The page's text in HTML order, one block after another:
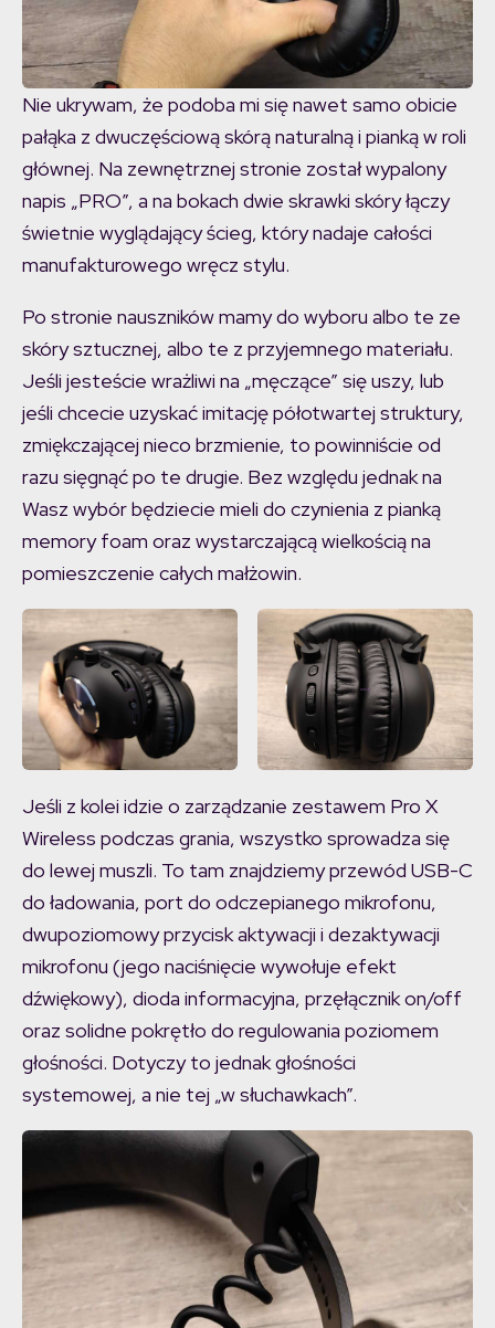
Nie ukrywam, że podoba mi się nawet samo obicie
pałąka z dwuczęściową skórą naturalną i pianką w roli
głównej. Na zewnętrznej stronie został wypalony
napis „PRO”, a na bokach dwie skrawki skóry łączy
świetnie wyglądający ścieg, który nadaje całości
manufakturowego wręcz stylu.
Po stronie nauszników mamy do wyboru albo te ze
skóry sztucznej, albo te z przyjemnego materiału.
Jeśli jesteście wrażliwi na „męczące” się uszy, lub
jeśli chcecie uzyskać imitację półotwartej struktury,
zmiękczającej nieco brzmienie, to powinniście od
razu sięgnąć po te drugie. Bez względu jednak na
Wasz wybór będziecie mieli do czynienia z pianką
memory foam oraz wystarczającą wielkością na
pomieszczenie całych małżowin.
Jeśli z kolei idzie o zarządzanie zestawem Pro X
Wireless podczas grania, wszystko sprowadza się
do lewej muszli. To tam znajdziemy przewód USB-C
do ładowania, port do odczepianego mikrofonu,
dwupoziomowy przycisk aktywacji i dezaktywacji
mikrofonu (jego naciśnięcie wywołuje efekt
dźwiękowy), dioda informacyjna, przęłącznik on/off
oraz solidne pokrętło do regulowania poziomem
głośności. Dotyczy to jednak głośności
systemowej, a nie tej „w słuchawkach”.